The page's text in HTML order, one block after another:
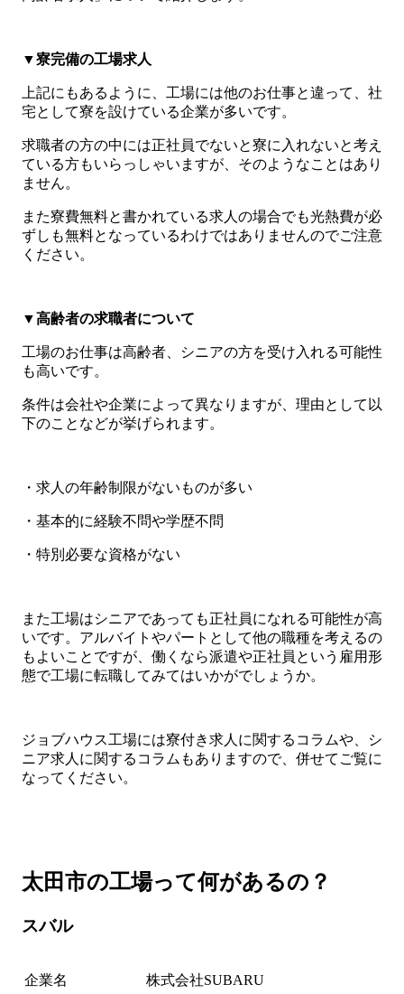
▼寮完備の工場求人
上記にもあるように、工場には他のお仕事と違って、社
宅として寮を設けている企業が多いです。
求職者の方の中には正社員でないと寮に入れないと考え
ている方もいらっしゃいますが、そのようなことはあり
ません。
また寮費無料と書かれている求人の場合でも光熱費が必
ずしも無料となっているわけではありませんのでご注意
ください。
▼高齢者の求職者について
工場のお仕事は高齢者、シニアの方を受け入れる可能性
も高いです。
条件は会社や企業によって異なりますが、理由として以
下のことなどが挙げられます。
・求人の年齢制限がないものが多い
・基本的に経験不問や学歴不問
・特別必要な資格がない
また工場はシニアであっても正社員になれる可能性が高
いです。アルバイトやパートとして他の職種を考えるの
もよいことですが、働くなら派遣や正社員という雇用形
態で工場に転職してみてはいかがでしょうか。
ジョブハウス工場には寮付き求人に関するコラムや、シ
ニア求人に関するコラムもありますので、併せてご覧に
なってください。
太田市の工場って何があるの？
スバル
企業名 株式会社SUBARU